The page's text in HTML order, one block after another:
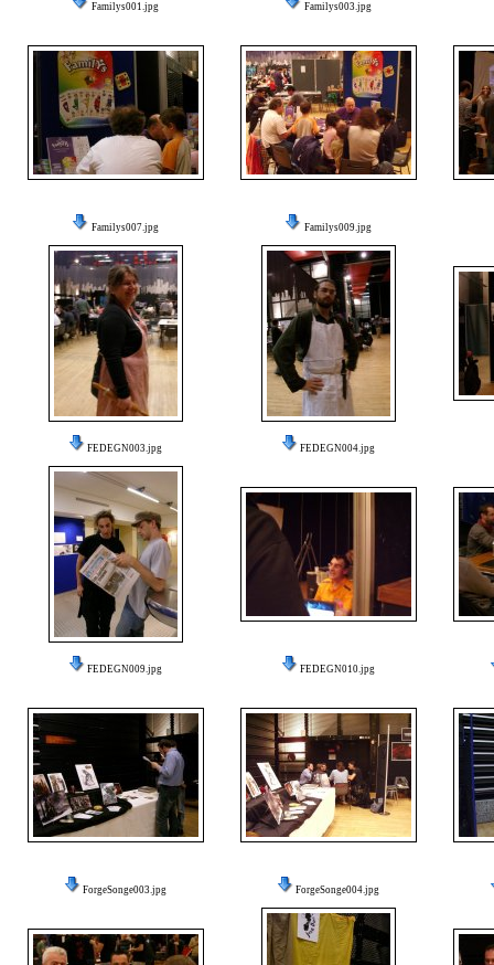
Familys001.jpg Familys003.jpg
Familys007.jpg Familys009.jpg
FEDEGN003.jpg FEDEGN004.jpg
FEDEGN009.jpg FEDEGN010.jpg
ForgeSonge003.jpg ForgeSonge004.jpg